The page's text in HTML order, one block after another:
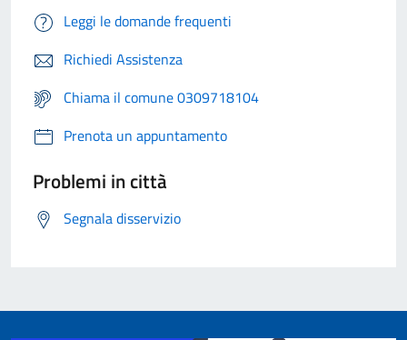
Leggi le domande frequenti
Richiedi Assistenza
Chiama il comune 0309718104
Prenota un appuntamento
Problemi in città
Segnala disservizio